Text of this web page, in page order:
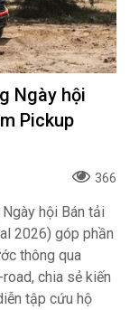
Ngày hội
Pickup
366
hội Bán tải
2026) góp phần
thông qua
chia sẻ kiến
tập cứu hộ